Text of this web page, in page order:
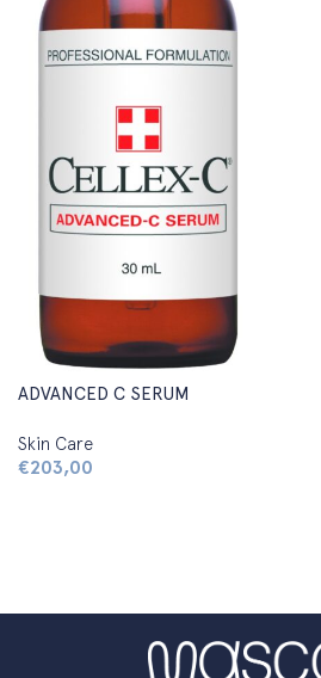
ADVANCED C SERUM
Skin Care
€203,00